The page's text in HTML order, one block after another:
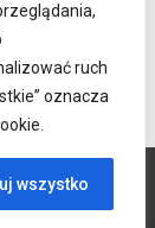
ruch
oznacza
wszystko
Cookies.